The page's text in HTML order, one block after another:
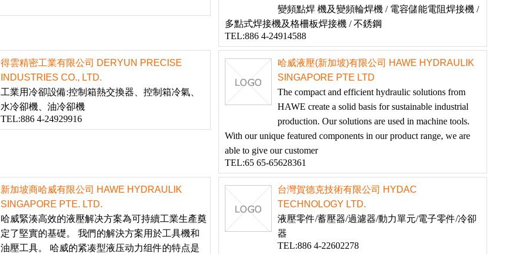
變頻點焊 機及變頻輪焊機 / 電容儲能電阻焊接機 /
多點式焊接機及格柵板焊接機 / 不銹鋼
TEL:886 4-24914588
得雲精密工業有限公司 DERYUN PRECISE
INDUSTRIES CO., LTD.
工業用冷卻設備:控制箱熱交換器、控制箱冷氣、
水冷卻機、油冷卻機
TEL:886 4-24929916
哈威液壓(新加坡)有限公司 HAWE HYDRAULIK
SINGAPORE PTE LTD
The compact and efficient hydraulic solutions from
HAWE create a solid basis for sustainable industrial
production. Our solutions are used in machine tools.
With our unique featured components in our product range, we are
able to give our customer
TEL:65 65-65628361
新加坡商哈威有限公司 HAWE HYDRAULIK
SINGAPORE PTE. LTD.
哈威緊湊高效的液壓解决方案為可持續工業生產奠
定了堅實的基礎。 我們的解決方案用於工具機和
油壓工具。 哈威的紧凑型液压动力组件的特点是
台灣賀德克技術有限公司 HYDAC
TECHNOLOGY LTD.
液壓零件/蓄壓器/過濾器/動力單元/電子零件/冷卻
器
TEL:886 4-22602278